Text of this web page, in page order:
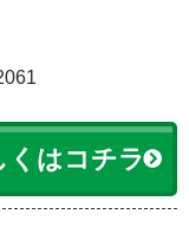
くはコチラ